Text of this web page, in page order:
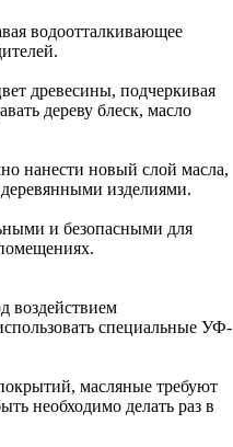
водоотталкивающее
древесины, подчеркивая
дереву блеск, масло
нанести новый слой масла,
деревянными изделиями.
и безопасными для
воздействием
специальные УФ-
масляные требуют
необходимо делать раз в